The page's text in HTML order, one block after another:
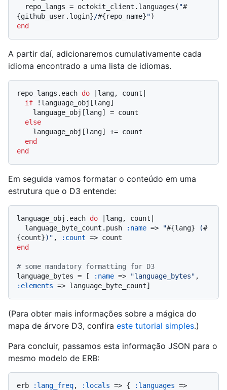
  repo_langs = octokit_client.languages(
"#
{github_user.login}/#{repo_name}"
end
A partir daí, adicionaremos cumulativamente cada
idioma encontrado a uma lista de idiomas.
repo_langs.each do lang, count
if !language_obj[lang]
else
end
end
Em seguida vamos formatar o conteúdo em uma
estrutura que o D3 entende:
language_obj.each do lang, count
  language_byte_count.push
:name => "#{lang} (#
{count})" , :count
end
# some mandatory formatting for D3
language_bytes = [
:name => "language_bytes"
:elements
(Para obter mais informações sobre a mágica do
mapa de árvore D3, confira este tutorial simples.)
Para concluir, passamos esta informação JSON para o
mesmo modelo de ERB:
erb :lang_freq, :locals => { :languages =>